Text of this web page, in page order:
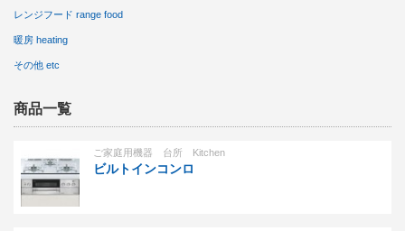
レンジフード range food
暖房 heating
その他 etc
商品一覧
ご家庭用機器 台所 Kitchen
ビルトインコンロ